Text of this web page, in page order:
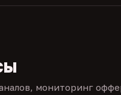
мониторинг